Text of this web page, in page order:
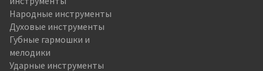
Народные инструменты
Духовые инструменты
Губные гармошки и
мелодики
Ударные инструменты